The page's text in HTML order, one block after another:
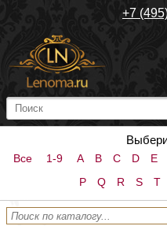
+7
Все 1-9 A B C D E
P
Q R S T